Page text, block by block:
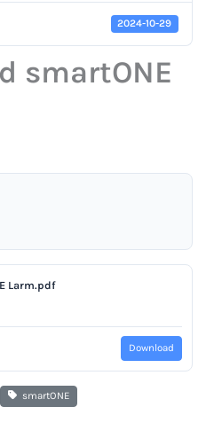
2024-10-29
smartONE
Larm.pdf
Download
smartONE